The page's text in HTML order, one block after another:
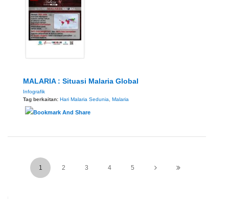
MALARIA : Situasi Malaria Global
Infografik
Tag berkaitan: Hari Malaria Sedunia Malaria
1 2 3 4 5